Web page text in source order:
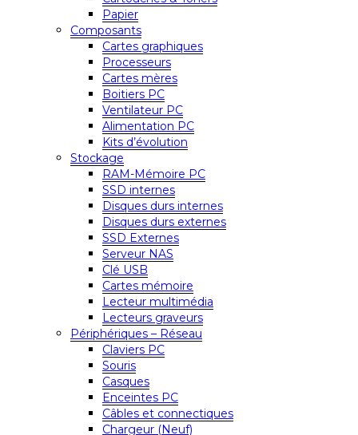
Papier
Composants
Cartes graphiques
Processeurs
Cartes mères
Boitiers PC
Ventilateur PC
Alimentation PC
Kits d’évolution
Stockage
RAM-Mémoire PC
SSD internes
Disques durs internes
Disques durs externes
SSD Externes
Serveur NAS
Clé USB
Cartes mémoire
Lecteur multimédia
Lecteurs graveurs
Périphériques – Réseau
Claviers PC
Souris
Casques
Enceintes PC
Câbles et connectiques
Chargeur (Neuf)